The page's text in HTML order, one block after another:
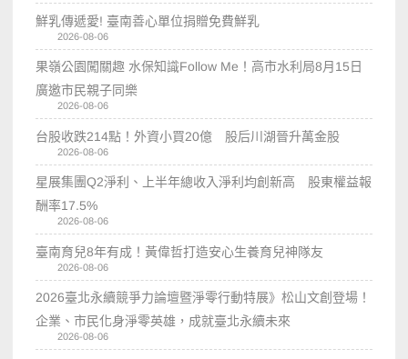
鮮乳傳遞愛! 臺南善心單位捐贈免費鮮乳
2026-08-06
果嶺公園闖關趣 水保知識Follow Me！高市水利局8月15日
廣邀市民親子同樂
2026-08-06
台股收跌214點！外資小買20億 股后川湖晉升萬金股
2026-08-06
星展集團Q2淨利、上半年總收入淨利均創新高 股東權益報
酬率17.5%
2026-08-06
臺南育兒8年有成！黃偉哲打造安心生養育兒神隊友
2026-08-06
2026臺北永續競爭力論壇暨淨零行動特展》松山文創登場！
企業、市民化身淨零英雄，成就臺北永續未來
2026-08-06